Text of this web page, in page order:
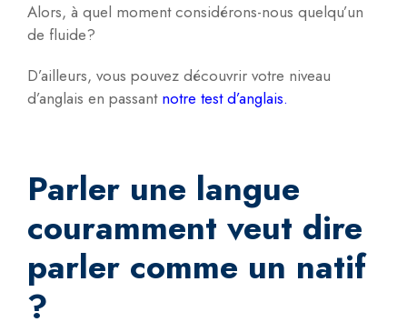
Alors, à quel moment considérons-nous quelqu’un
de fluide?
D’ailleurs, vous pouvez découvrir votre niveau
d’anglais en passantnotre test d’anglais.
Parler une langue
couramment veut dire
parler comme un natif
?